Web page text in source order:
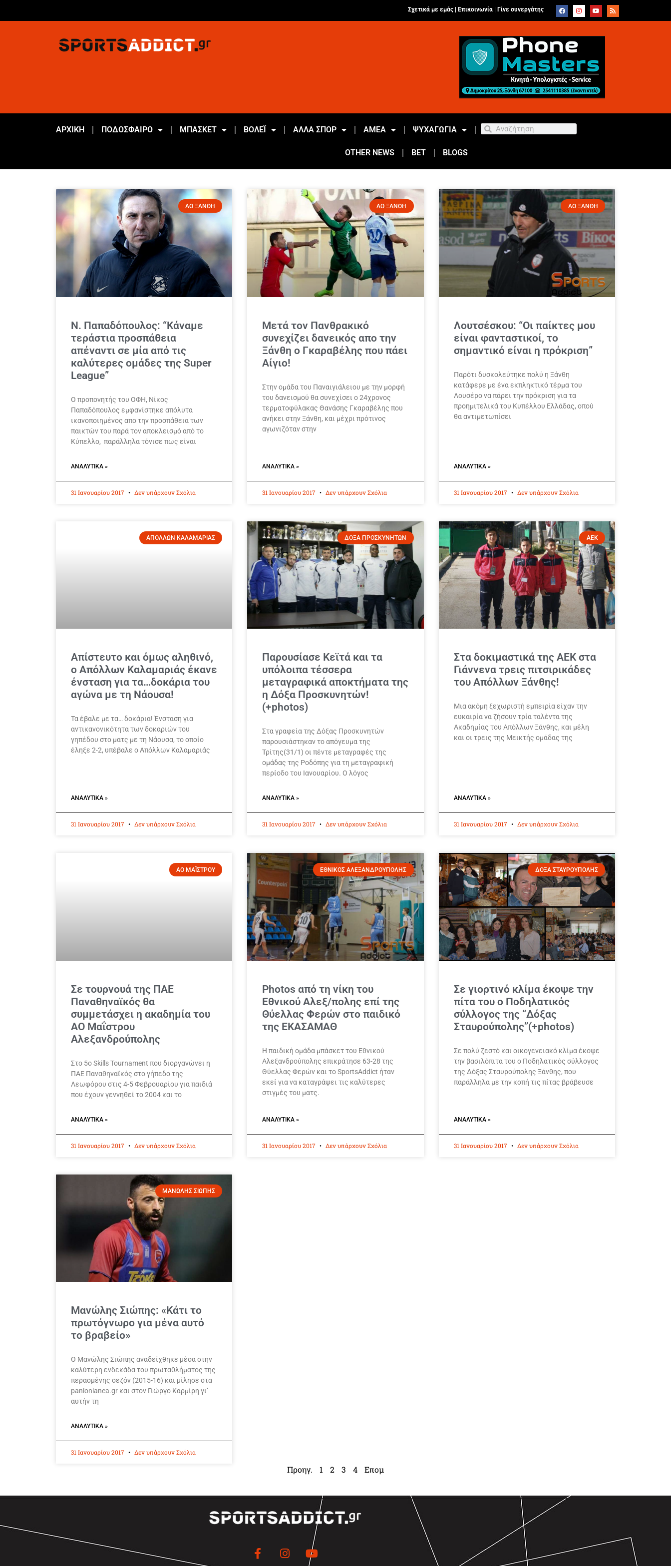
Σχετικά με εμάς | Επικοινωνία Γίνε συνεργάτης
ΑΡΧΙΚΗ ΠΟΔΟΣΦΑΙΡΟ ΜΠΑΣΚΕΤ ΒΟΛΕΪ ΑΛΛΑ ΣΠΟΡ ΑΜΕΑ ΨΥΧΑΓΩΓΙΑ
OTHER NEWS BET BLOGS
ΑΟ ΞΑΝΘΗ
Ν. Παπαδόπουλος: “Κάναμε
τεράστια προσπάθεια
απέναντι σε μία από τις
καλύτερες ομάδες της Super
League”
O προπονητής του ΟΦΗ, Νίκος
Παπαδόπουλος εμφανίστηκε απόλυτα
ικανοποιημένος απο την προσπάθεια των
παικτών του παρά τον αποκλεισμό από το
Κύπελλο, παράλληλα τόνισε πως είναι
ΑΝΑΛΥΤΙΚΆ »
31 Ιανουαρίου 2017 Δεν υπάρχουν Σχόλια
ΑΟ ΞΑΝΘΗ
Μετά τον Πανθρακικό
συνεχίζει δανεικός απο την
Ξάνθη ο Γκαραβέλης που πάει
Αίγιο!
Στην ομάδα του Παναιγιάλειου με την μορφή
του δανεισμού θα συνεχίσει ο 24χρονος
τερματοφύλακας Θανάσης Γκαραβέλης που
ανήκει στην Ξάνθη, και μέχρι πρότινος
αγωνιζόταν στην
ΑΝΑΛΥΤΙΚΆ »
31 Ιανουαρίου 2017 Δεν υπάρχουν Σχόλια
ΑΟ ΞΑΝΘΗ
Λουτσέσκου: “Οι παίκτες μου
είναι φανταστικοί, το
σημαντικό είναι η πρόκριση”
Παρότι δυσκολεύτηκε πολύ η Ξάνθη
κατάφερε με ένα εκπληκτικό τέρμα του
Λουσέρο να πάρει την πρόκριση για τα
προημιτελικά του Κυπέλλου Ελλάδας, οπού
θα αντιμετωπίσει
ΑΝΑΛΥΤΙΚΆ »
31 Ιανουαρίου 2017 Δεν υπάρχουν Σχόλια
ΑΠΟΛΛΩΝ ΚΑΛΑΜΑΡΙΑΣ
Απίστευτο και όμως αληθινό,
ο Απόλλων Καλαμαριάς έκανε
ένσταση για τα…δοκάρια του
αγώνα με τη Νάουσα!
Τα έβαλε με τα… δοκάρια! Ένσταση για
αντικανονικότητα των δοκαριών του
γηπέδου στο ματς με τη Νάουσα, το οποίο
έληξε 2-2, υπέβαλε ο Απόλλων Καλαμαριάς
ΑΝΑΛΥΤΙΚΆ »
31 Ιανουαρίου 2017 Δεν υπάρχουν Σχόλια
ΔΟΞΑ ΠΡΟΣΚΥΝΗΤΩΝ
Παρουσίασε Κεϊτά και τα
υπόλοιπα τέσσερα
μεταγραφικά αποκτήματα της
η Δόξα Προσκυνητών!
(+photos)
Στα γραφεία της Δόξας Προσκυνητών
παρουσιάστηκαν το απόγευμα της
Τρίτης(31/1) οι πέντε μεταγραφές της
ομάδας της Ροδόπης για τη μεταγραφική
περίοδο του Ιανουαρίου. Ο λόγος
ΑΝΑΛΥΤΙΚΆ »
31 Ιανουαρίου 2017 Δεν υπάρχουν Σχόλια
ΑΕΚ
Στα δοκιμαστικά της ΑΕΚ στα
Γιάννενα τρεις πιτσιρικάδες
του Απόλλων Ξάνθης!
Μια ακόμη ξεχωριστή εμπειρία είχαν την
ευκαιρία να ζήσουν τρία ταλέντα της
Ακαδημίας του Απόλλων Ξάνθης, και μέλη
και οι τρεις της Μεικτής ομάδας της
ΑΝΑΛΥΤΙΚΆ »
31 Ιανουαρίου 2017 Δεν υπάρχουν Σχόλια
ΑΟ ΜΑΪΣΤΡΟΥ
Σε τουρνουά της ΠΑΕ
Παναθηναϊκός θα
συμμετάσχει η ακαδημία του
ΑΟ Μαΐστρου
Αλεξανδρούπολης
Στο 5ο Skills Tournament που διοργανώνει η
ΠΑΕ Παναθηναϊκός στο γήπεδο της
Λεωφόρου στις 4-5 Φεβρουαρίου για παιδιά
που έχουν γεννηθεί το 2004 και το
ΑΝΑΛΥΤΙΚΆ »
31 Ιανουαρίου 2017 Δεν υπάρχουν Σχόλια
ΕΘΝΙΚΟΣ ΑΛΕΞΑΝΔΡΟΥΠΟΛΗΣ
Photos από τη νίκη του
Εθνικού Αλεξ/πολης επί της
Θύελλας Φερών στο παιδικό
της ΕΚΑΣΑΜΑΘ
Η παιδική ομάδα μπάσκετ του Εθνικού
Αλεξανδρούπολης επικράτησε 63-28 της
Θύελλας Φερών και το SportsAddict ήταν
εκεί για να καταγράψει τις καλύτερες
στιγμές του ματς.
ΑΝΑΛΥΤΙΚΆ »
31 Ιανουαρίου 2017 Δεν υπάρχουν Σχόλια
ΔΟΞΑ ΣΤΑΥΡΟΥΠΟΛΗΣ
Σε γιορτινό κλίμα έκοψε την
πίτα του ο Ποδηλατικός
σύλλογος της “Δόξας
Σταυρούπολης”(+photos)
Σε πολύ ζεστό και οικογενειακό κλίμα έκοψε
την βασιλόπιτα του ο Ποδηλατικός σύλλογος
της Δόξας Σταυρούπολης Ξάνθης, που
παράλληλα με την κοπή τις πίτας βράβευσε
ΑΝΑΛΥΤΙΚΆ »
31 Ιανουαρίου 2017 Δεν υπάρχουν Σχόλια
ΜΑΝΩΛΗΣ ΣΙΩΠΗΣ
Μανώλης Σιώπης: «Κάτι το
πρωτόγνωρο για μένα αυτό
το βραβείο»
Ο Μανώλης Σιώπης αναδείχθηκε μέσα στην
καλύτερη ενδεκάδα του πρωταθλήματος της
περασμένης σεζόν (2015-16) και μίλησε στα
panionianea.gr και στον Γιώργο Καρμίρη γι’
αυτήν τη
ΑΝΑΛΥΤΙΚΆ »
31 Ιανουαρίου 2017 Δεν υπάρχουν Σχόλια
Προηγ. 1 2 3 4 Επομ